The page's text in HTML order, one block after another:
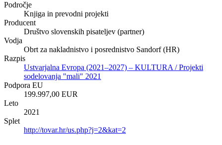
Področje
Knjiga in prevodni projekti
Producent
Društvo slovenskih pisateljev (partner)
Vodja
Obrt za nakladnistvo i posrednistvo Sandorf (HR)
Razpis
Ustvarjalna Evropa (2021–2027) – KULTURA / Projekti
sodelovanja "mali" 2021
Podpora EU
199.997,00 EUR
Leto
2021
Splet
http://tovar.hr/us.php?j=2&kat=2